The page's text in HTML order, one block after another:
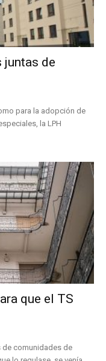
juntas de
para la adopción de
la LPH
que el TS
de comunidades de